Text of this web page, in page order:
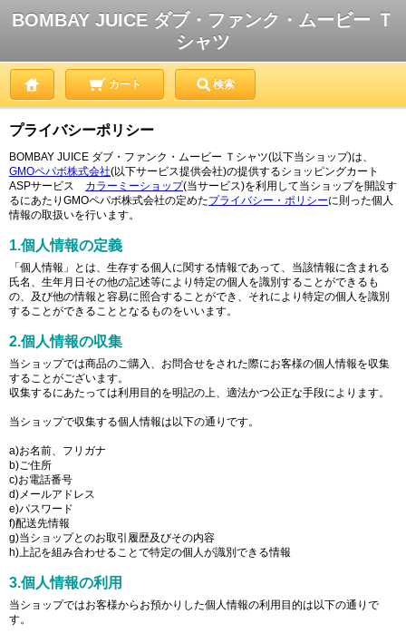
BOMBAY JUICE ダブ・ファンク・ムービー Ｔ
シャツ
カート 検索
プライバシーポリシー
BOMBAY JUICE ダブ・ファンク・ムービー Ｔシャツ(以下当ショップ)は、
GMOペパボ株式会社(以下サービス提供会社)の提供するショッピングカート
ASPサービス カラーミーショップ(当サービス)を利用して当ショップを開設す
るにあたりGMOペパボ株式会社の定めたプライバシー・ポリシーに則った個人
情報の取扱いを行います。
1.個人情報の定義
「個人情報」とは、生存する個人に関する情報であって、当該情報に含まれる
氏名、生年月日その他の記述等により特定の個人を識別することができるも
の、及び他の情報と容易に照合することができ、それにより特定の個人を識別
することができることとなるものをいいます。
2.個人情報の収集
当ショップでは商品のご購入、お問合せをされた際にお客様の個人情報を収集
することがございます。
収集するにあたっては利用目的を明記の上、適法かつ公正な手段によります。
当ショップで収集する個人情報は以下の通りです。
a)お名前、フリガナ
b)ご住所
c)お電話番号
d)メールアドレス
e)パスワード
f)配送先情報
g)当ショップとのお取引履歴及びその内容
h)上記を組み合わせることで特定の個人が識別できる情報
3.個人情報の利用
当ショップではお客様からお預かりした個人情報の利用目的は以下の通りで
す。